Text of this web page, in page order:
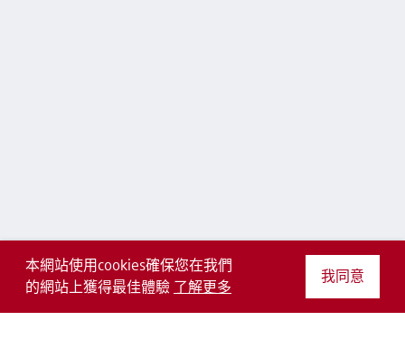
本網站使用cookies確保您在我們
的網站上獲得最佳體驗
了解更多
我同意